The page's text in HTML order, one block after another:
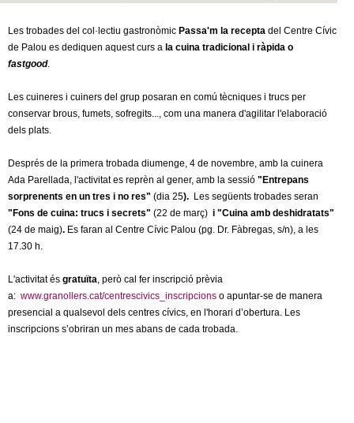
a
n
o
s
Les trobades del col·lectiu gastronòmic Passa'm la recepta del Centre Cívic
de Palou es dediquen aquest curs a la cuina tradicional i ràpida o
fastgood.
Les cuineres i cuiners del grup posaran en comú tècniques i trucs per
conservar brous, fumets, sofregits..., com una manera d'agilitar l'elaboració
dels plats.
Després de la primera trobada diumenge, 4 de novembre, amb la cuinera
Ada Parellada, l'activitat es reprèn al gener, amb la sessió "Entrepans
sorprenents en un tres i no res" (dia 25). Les següents trobades seran
"Fons de cuina: trucs i secrets" (22 de març) i "Cuina amb deshidratats"
(24 de maig). Es faran al Centre Cívic Palou (pg. Dr. Fàbregas, s/n), a les
17.30 h.
L'activitat és gratuïta, però cal fer inscripció prèvia
a: www.granollers.cat/centrescivics_inscripcions o apuntar-se de manera
presencial a qualsevol dels centres cívics, en l'horari d’obertura. Les
inscripcions s’obriran un mes abans de cada trobada.